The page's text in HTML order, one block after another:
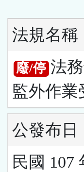
法規名稱
廢/停 法
監外作業
公發布日
民國 107